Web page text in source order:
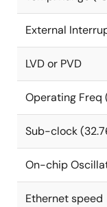
External
LVD or PVD
Operating Freq
Sub-clock
On-chip
Ethernet speed